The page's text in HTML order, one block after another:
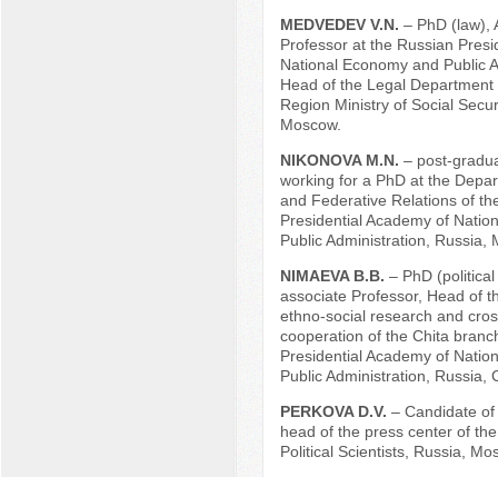
MEDVEDEV V.N. – PhD (law),
Professor at the Russian
National Economy and Public
Head of the Legal
Region Ministry of Social
Moscow.
NIKONOVA M.N. – post-
working for a PhD at the
and Federative Relations of
Presidential Academy of
Public Administration, Russia,
NIMAEVA B.B. – PhD
associate Professor, Head of
ethno-social research and
cooperation of the Chita
Presidential Academy of
Public Administration, Russia,
PERKOVA D.V. – Candidate
head of the press center of
Political Scientists, Russia,